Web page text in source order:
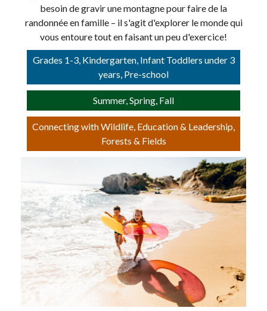
besoin de gravir une montagne pour faire de la
randonnée en famille – il s'agit d'explorer le monde qui
vous entoure tout en faisant un peu d'exercice!
Grades 1-3, Kindergarten, Infant Toddlers under 3
years, Pre-school
Summer, Spring, Fall
Connecting with Wildlife, Education & Leadership,
Forests & Fields